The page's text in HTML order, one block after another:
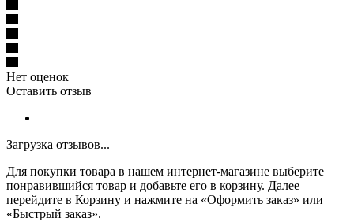
Нет оценок
Оставить отзыв
Загрузка отзывов...
Для покупки товара в нашем интернет-магазине выберите
понравившийся товар и добавьте его в корзину. Далее
перейдите в Корзину и нажмите на «Оформить заказ» или
«Быстрый заказ».